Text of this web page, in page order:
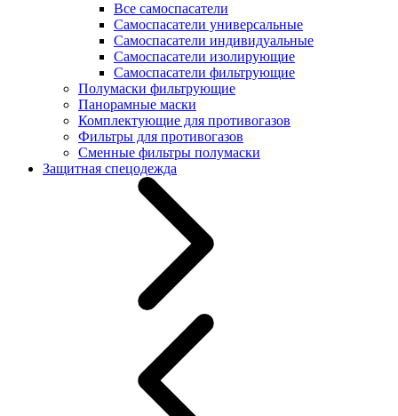
Все самоспасатели
Самоспасатели универсальные
Самоспасатели индивидуальные
Самоспасатели изолирующие
Самоспасатели фильтрующие
Полумаски фильтрующие
Панорамные маски
Комплектующие для противогазов
Фильтры для противогазов
Сменные фильтры полумаски
Защитная спецодежда